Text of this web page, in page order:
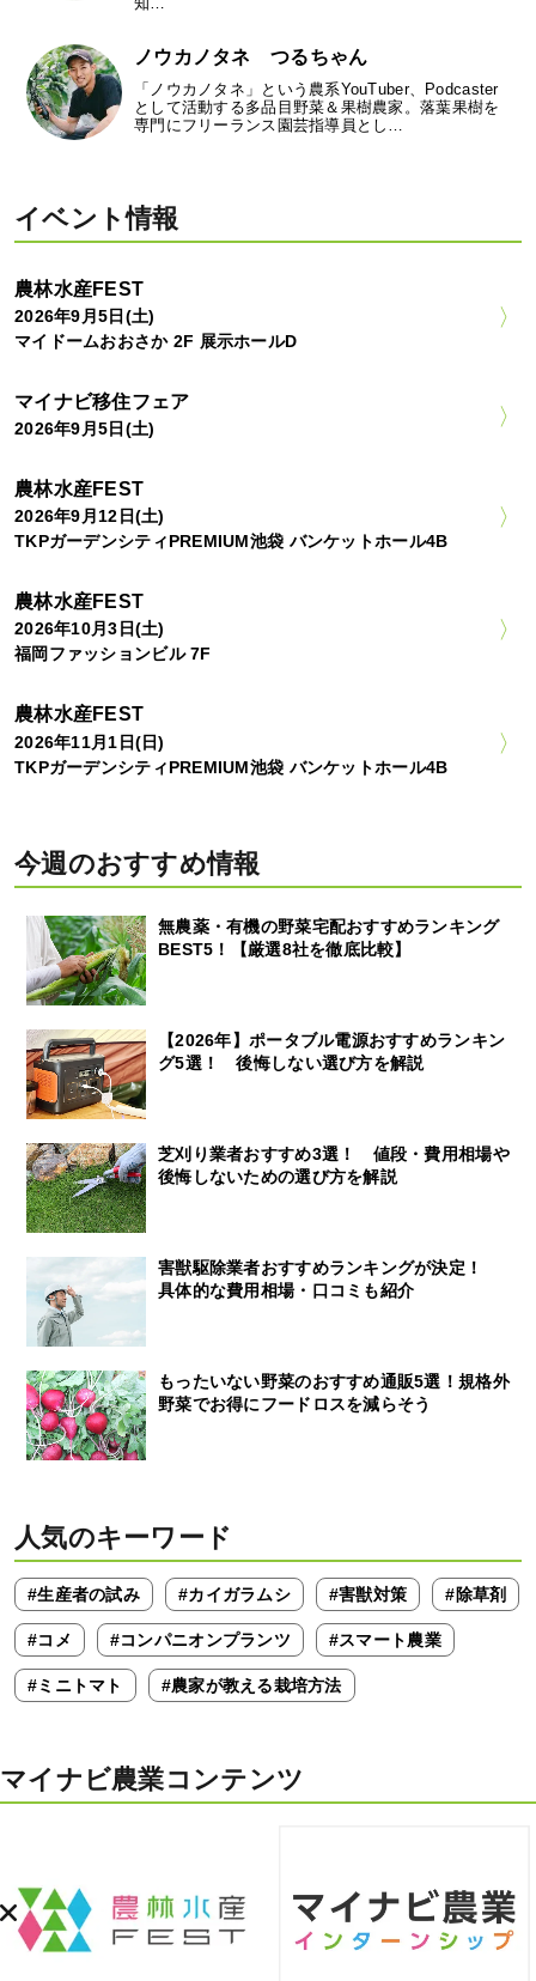
ノウカノタネ つるちゃん
「ノウカノタネ」という農系YouTuber、Podcaster
として活動する多品目野菜＆果樹農家。落葉果樹を
専門にフリーランス園芸指導員とし…
イベント情報
農林水産FEST
2026年9月5日(土)
マイドームおおさか 2F 展示ホールD
マイナビ移住フェア
2026年9月5日(土)
農林水産FEST
2026年9月12日(土)
TKPガーデンシティPREMIUM池袋 バンケットホール4B
農林水産FEST
2026年10月3日(土)
福岡ファッションビル 7F
農林水産FEST
2026年11月1日(日)
TKPガーデンシティPREMIUM池袋 バンケットホール4B
今週のおすすめ情報
無農薬・有機の野菜宅配おすすめランキング
BEST5！【厳選8社を徹底比較】
【2026年】ポータブル電源おすすめランキン
グ5選！ 後悔しない選び方を解説
芝刈り業者おすすめ3選！ 値段・費用相場や
後悔しないための選び方を解説
害獣駆除業者おすすめランキングが決定！
具体的な費用相場・口コミも紹介
もったいない野菜のおすすめ通販5選！規格外
野菜でお得にフードロスを減らそう
人気のキーワード
#生産者の試み #カイガラムシ #害獣対策 #除草剤
#コメ #コンパニオンプランツ #スマート農業
#ミニトマト #農家が教える栽培方法
マイナビ農業コンテンツ